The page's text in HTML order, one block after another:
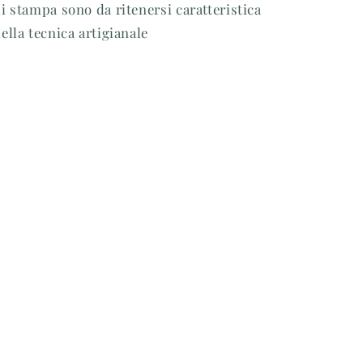
stampa sono da ritenersi caratteristica
tecnica artigianale